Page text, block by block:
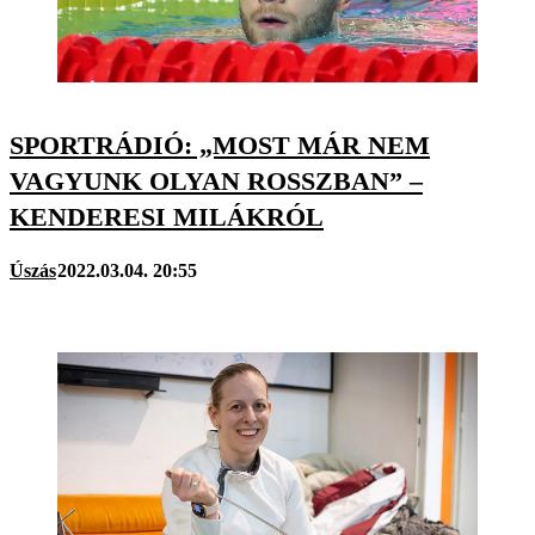
SPORTRÁDIÓ: „MOST MÁR NEM
VAGYUNK OLYAN ROSSZBAN” –
KENDERESI MILÁKRÓL
Úszás2022.03.04. 20:55